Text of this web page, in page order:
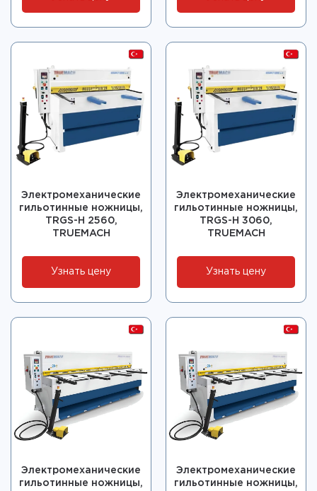
Электромеханические
гильотинные ножницы,
TRGS-H 2560,
TRUEMACH
Узнать цену
Электромеханические
гильотинные ножницы,
TRGS-H 3060,
TRUEMACH
Узнать цену
Электромеханические
гильотинные ножницы,
Электромеханические
гильотинные ножницы,